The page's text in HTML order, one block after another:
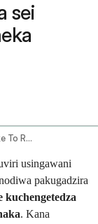
sei
How Long Does It Take To Recover From Vitamin B12 Deficiency
usingawani
pakugadzira
. Kana